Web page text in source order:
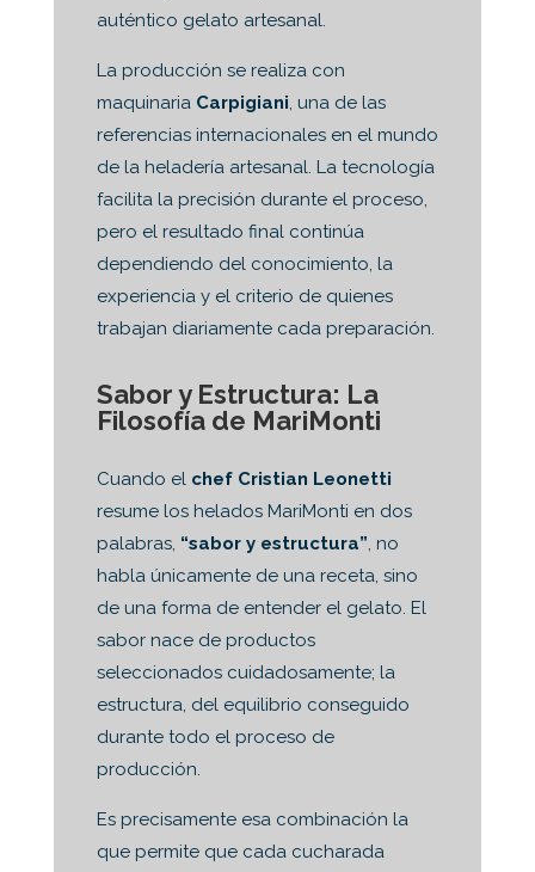
auténtico gelato artesanal.
La producción se realiza con
maquinaria Carpigiani, una de las
referencias internacionales en el mundo
de la heladería artesanal. La tecnología
facilita la precisión durante el proceso,
pero el resultado final continúa
dependiendo del conocimiento, la
experiencia y el criterio de quienes
trabajan diariamente cada preparación.
Sabor y Estructura: La
Filosofía de MariMonti
Cuando el chef Cristian Leonetti
resume los helados MariMonti en dos
palabras, “sabor y estructura”, no
habla únicamente de una receta, sino
de una forma de entender el gelato. El
sabor nace de productos
seleccionados cuidadosamente; la
estructura, del equilibrio conseguido
durante todo el proceso de
producción.
Es precisamente esa combinación la
que permite que cada cucharada